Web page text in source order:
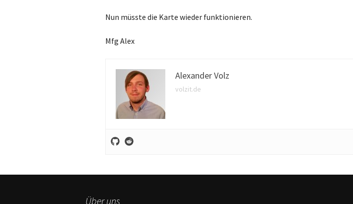
Nun müsste die Karte wieder funktionieren.
Mfg Alex
Alexander Volz
volzit.de
Über uns